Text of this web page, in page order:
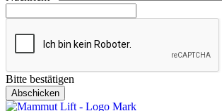
Bitte bestätigen